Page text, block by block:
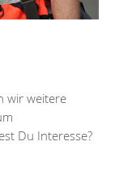
wir weitere
Du Interesse?